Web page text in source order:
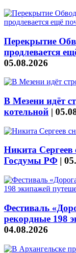
Перекрытие
продлевается
05.08.2026
В Мезени идёт
котельной |
Никита Сергеев
Госдумы РФ |
Фестиваль
рекордные 198
04.08.2026